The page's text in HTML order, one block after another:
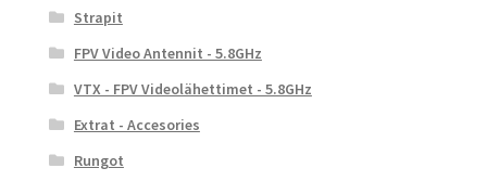
Strapit
FPV Video Antennit - 5.8GHz
VTX - FPV Videolähettimet - 5.8GHz
Extrat - Accesories
Rungot